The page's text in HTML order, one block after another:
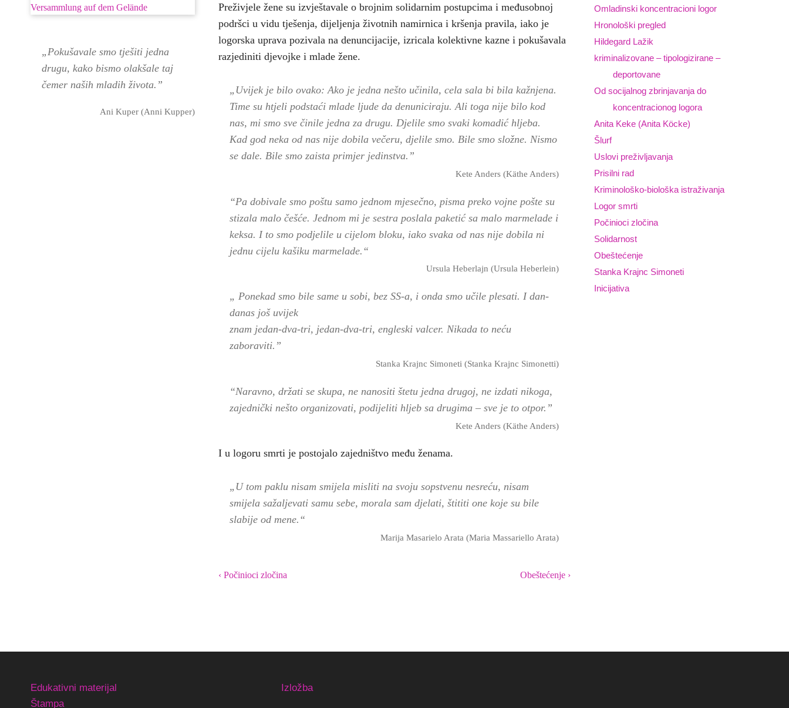
Preživjele žene su izvještavale o brojnim solidarnim postupcima i međusobnoj
podršci u vidu tješenja, dijeljenja životnih namirnica i kršenja pravila, iako je
logorska uprava pozivala na denuncijacije, izricala kolektivne kazne i pokušavala
razjediniti djevojke i mlade žene.
„Uvijek je bilo ovako: Ako je jedna nešto učinila, cela sala bi bila kažnjena.
Time su htjeli podstaći mlade ljude da denuniciraju. Ali toga nije bilo kod
nas, mi smo sve činile jedna za drugu. Djelile smo svaki komadić hljeba.
Kad god neka od nas nije dobila večeru, djelile smo. Bile smo složne. Nismo
se dale. Bile smo zaista primjer jedinstva.”
Kete Anders (Käthe Anders)
“Pa dobivale smo poštu samo jednom mjesečno, pisma preko vojne pošte su
stizala malo češće. Jednom mi je sestra poslala paketić sa malo marmelade i
keksa. I to smo podjelile u cijelom bloku, iako svaka od nas nije dobila ni
jednu cijelu kašiku marmelade.“
Ursula Heberlajn (Ursula Heberlein)
„ Ponekad smo bile same u sobi, bez SS-a, i onda smo učile plesati. I dan-
danas još uvijek
znam jedan-dva-tri, jedan-dva-tri, engleski valcer. Nikada to neću
zaboraviti.”
Stanka Krajnc Simoneti (Stanka Krajnc Simonetti)
“Naravno, držati se skupa, ne nanositi štetu jedna drugoj, ne izdati nikoga,
zajednički nešto organizovati, podijeliti hljeb sa drugima – sve je to otpor.”
Kete Anders (Käthe Anders)
I u logoru smrti je postojalo zajedništvo među ženama.
„U tom paklu nisam smijela misliti na svoju sopstvenu nesreću, nisam
smijela sažaljevati samu sebe, morala sam djelati, štititi one koje su bile
slabije od mene.“
Marija Masarielo Arata (Maria Massariello Arata)
‹ Počinioci zločina Obeštećenje ›
„Pokušavale smo tješiti jedna
drugu, kako bismo olakšale taj
čemer naših mladih života.”
Ani Kuper (Anni Kupper)
Omladinski koncentracioni logor
Hronološki pregled
Hildegard Lažik
kriminalizovane – tipologizirane –
deportovane
Od socijalnog zbrinjavanja do
koncentracionog logora
Anita Keke (Anita Köcke)
Šlurf
Uslovi preživljavanja
Prisilni rad
Kriminološko-biološka istraživanja
Logor smrti
Počinioci zločina
Solidarnost
Obeštećenje
Stanka Krajnc Simoneti
Inicijativa
Edukativni materijal
Štampa
Izložba